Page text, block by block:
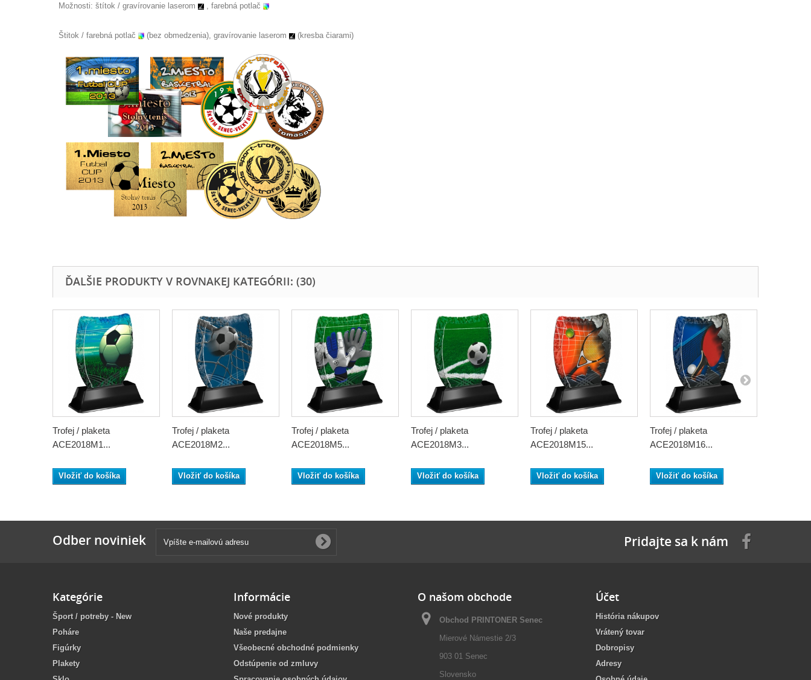
Možnosti: štítok / gravírovanie laserom , farebná potlač
Štitok / farebná potlač (bez obmedzenia), gravírovanie laserom (kresba čiarami)
ĎALŠIE PRODUKTY V ROVNAKEJ KATEGÓRII: (30)
Trofej / plaketa
ACE2018M1...
Vložiť do košíka
Trofej / plaketa
ACE2018M2...
Vložiť do košíka
Trofej / plaketa
ACE2018M5...
Vložiť do košíka
Trofej / plaketa
ACE2018M3...
Vložiť do košíka
Trofej / plaketa
ACE2018M15...
Vložiť do košíka
Trofej / plaketa
ACE2018M16...
Vložiť do košíka
Odber noviniek Pridajte sa k nám
Kategórie
Šport / potreby - New
Poháre
Figúrky
Plakety
Informácie
Nové produkty
Naše predajne
Všeobecné obchodné podmienky
Odstúpenie od zmluvy
O našom obchode
Obchod PRINTONER Senec
Mierové Námestie 2/3
903 01 Senec
Slovensko
Účet
História nákupov
Vrátený tovar
Dobropisy
Adresy